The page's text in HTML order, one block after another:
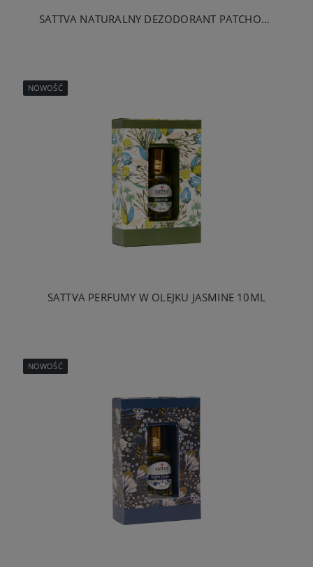
SATTVA NATURALNY DEZODORANT PATCHOULI 80 ML
SATTVA PERFUMY W OLEJKU JASMINE 10ML
NOWOŚĆ
NOWOŚĆ